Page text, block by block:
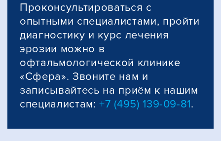
Проконсультироваться с
опытными специалистами, пройти
диагностику и курс лечения
эрозии можно в
офтальмологической клинике
«Сфера». Звоните нам и
записывайтесь на приём к нашим
специалистам:+7 (495) 139-09-81.